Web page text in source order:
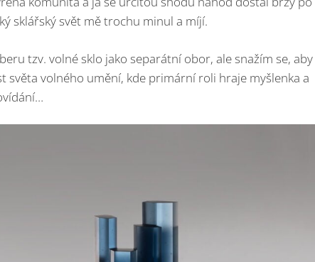
sklářský svět mě trochu minul a míjí.
tzv. volné sklo jako separátní obor, ale snažím se, aby
světa volného umění, kde primární roli hraje myšlenka a